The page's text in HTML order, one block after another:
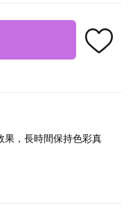
果，長時間保持色彩真